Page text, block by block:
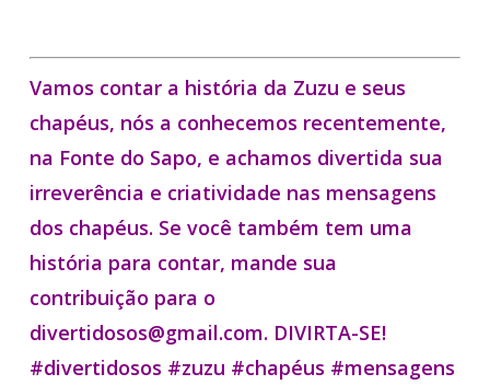
Vamos contar a história da Zuzu e seus
chapéus, nós a conhecemos recentemente,
na Fonte do Sapo, e achamos divertida sua
irreverência e criatividade nas mensagens
dos chapéus. Se você também tem uma
história para contar, mande sua
contribuição para o
divertidosos@gmail.com. DIVIRTA-SE!
#divertidosos #zuzu #chapéus #mensagens